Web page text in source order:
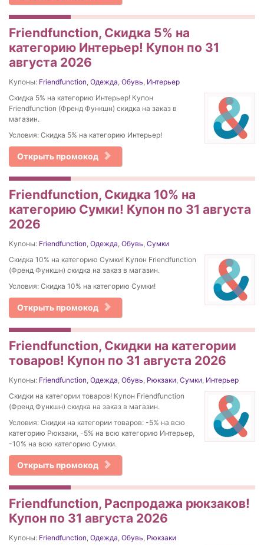
Friendfunction, Скидка 5% на
категорию Интерьер! Купон по 31
августа 2026
Купоны: Friendfunction, Одежда, Обувь, Интерьер
Скидка 5% на категорию Интерьер! Купон
Friendfunction (Френд Функшн) скидка на заказ в
магазин.
Условия: Скидка 5% на категорию Интерьер!
Открыть промокод
Friendfunction, Скидка 10% на
категорию Сумки! Купон по 31 августа
2026
Купоны: Friendfunction, Одежда, Обувь, Сумки
Скидка 10% на категорию Сумки! Купон Friendfunction
(Френд Функшн) скидка на заказ в магазин.
Условия: Скидка 10% на категорию Сумки!
Открыть промокод
Friendfunction, Скидки на категории
товаров! Купон по 31 августа 2026
Купоны: Friendfunction, Одежда, Обувь, Рюкзаки, Сумки, Интерьер
Скидки на категории товаров! Купон Friendfunction
(Френд Функшн) скидка на заказ в магазин.
Условия: Скидки на категории товаров: -5% на всю
категорию Рюкзаки, -5% на всю категорию Интерьер,
-10% на всю категорию Сумки.
Открыть промокод
Friendfunction, Распродажа рюкзаков!
Купон по 31 августа 2026
Купоны: Friendfunction, Одежда, Обувь, Рюкзаки